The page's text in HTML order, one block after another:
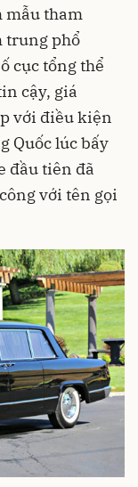
mẫu tham
trung phổ
cục tổng thể
cậy, giá
với điều kiện
Quốc lúc bấy
đầu tiên đã
với tên gọi